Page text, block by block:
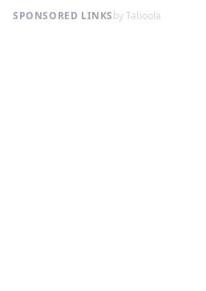
SPONSORED LINKSby Taboola